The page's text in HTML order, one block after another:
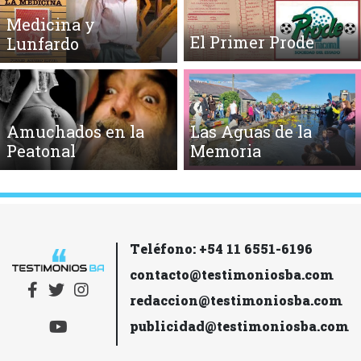
Medicina y
Lunfardo
El Primer Prode
Amuchados en la
Peatonal
Las Aguas de la
Memoria
Teléfono: +54 11 6551-6196
contacto@testimoniosba.com
redaccion@testimoniosba.com
publicidad@testimoniosba.com